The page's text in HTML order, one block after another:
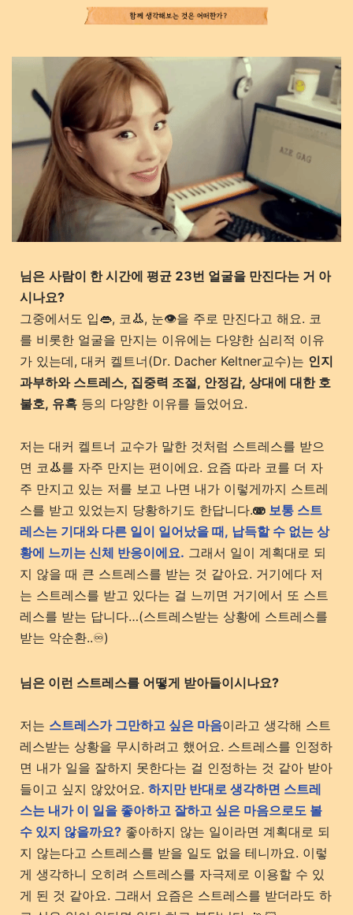
님은 사람이 한 시간에 평균 23번 얼굴을 만진다는 거 아
시나요?
그중에서도 입👄, 코👃, 눈👁️을 주로 만진다고 해요. 코
를 비롯한 얼굴을 만지는 이유에는 다양한 심리적 이유
가 있는데, 대커 켈트너(Dr. Dacher Keltner교수)는 인지
과부하와 스트레스, 집중력 조절, 안정감, 상대에 대한 호
불호, 유혹 등의 다양한 이유를 들었어요.
저는 대커 켈트너 교수가 말한 것처럼 스트레스를 받으
면 코👃를 자주 만지는 편이에요. 요즘 따라 코를 더 자
주 만지고 있는 저를 보고 나면 내가 이렇게까지 스트레
스를 받고 있었는지 당황하기도 한답니다.🫨 보통 스트
레스는 기대와 다른 일이 일어났을 때, 납득할 수 없는 상
황에 느끼는 신체 반응이에요. 그래서 일이 계획대로 되
지 않을 때 큰 스트레스를 받는 것 같아요. 거기에다 저
는 스트레스를 받고 있다는 걸 느끼면 거기에서 또 스트
레스를 받는 답니다…(스트레스받는 상황에 스트레스를
받는 악순환..♾️)
님은 이런 스트레스를 어떻게 받아들이시나요?
저는 스트레스가 그만하고 싶은 마음이라고 생각해 스트
레스받는 상황을 무시하려고 했어요. 스트레스를 인정하
면 내가 일을 잘하지 못한다는 걸 인정하는 것 같아 받아
들이고 싶지 않았어요. 하지만 반대로 생각하면 스트레
스는 내가 이 일을 좋아하고 잘하고 싶은 마음으로도 볼
수 있지 않을까요? 좋아하지 않는 일이라면 계획대로 되
지 않는다고 스트레스를 받을 일도 없을 테니까요. 이렇
게 생각하니 오히려 스트레스를 자극제로 이용할 수 있
게 된 것 같아요. 그래서 요즘은 스트레스를 받더라도 하